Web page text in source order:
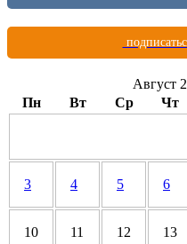
Август
Пн
Вт Ср Чт
3 4 5 6
10 11 12 13